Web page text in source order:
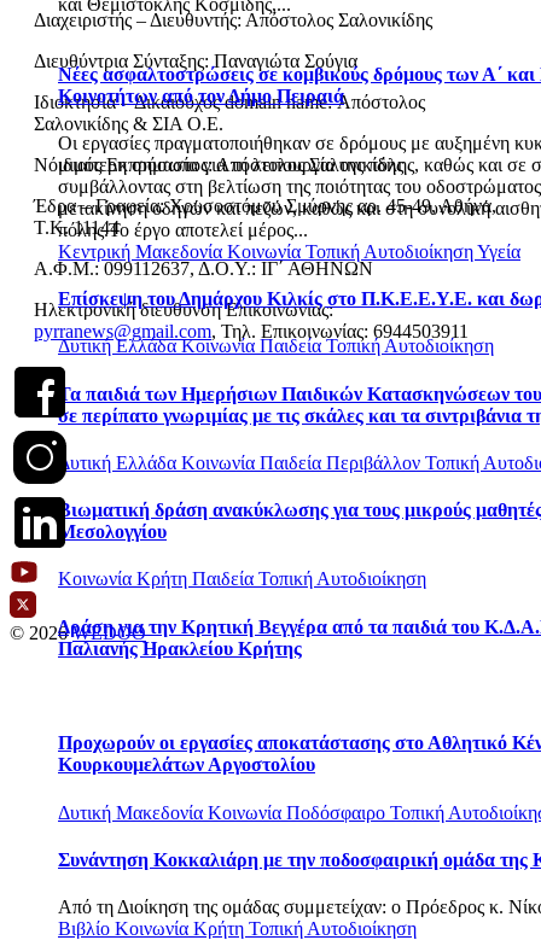
και Θεμιστοκλής Κοσμίδης,...
Νέες ασφαλτοστρώσεις σε κομβικούς δρόμους των Α΄
Κοινοτήτων από τον Δήμο Πειραιά
Οι εργασίες πραγματοποιήθηκαν σε δρόμους με αυξημένη
ιδιαίτερη σημασία για τη λειτουργία της πόλης, καθώς και σε
συμβάλλοντας στη βελτίωση της ποιότητας του
μετακίνηση οδηγών και πεζών, καθώς και στη συνολική
πόλης.Το έργο αποτελεί μέρος...
Κεντρική Μακεδονία Κοινωνία Τοπική ΑυτοδιοίκησηΥγεία
Επίσκεψη του Δημάρχου Κιλκίς στο Π.Κ.Ε.Ε.Υ.Ε. και
Δυτική ΕλλάδαΚοινωνία Παιδεία Τοπική Αυτοδιοίκηση
Τα παιδιά των Ημερήσιων Παιδικών Κατασκηνώσεων
σε περίπατο γνωριμίας με τις σκάλες και τα σιντριβάνια
Δυτική Ελλάδα Κοινωνία Παιδεία Περιβάλλον Τοπική
Βιωματική δράση ανακύκλωσης για τους μικρούς
Μεσολογγίου
Κοινωνία Κρήτη Παιδεία Τοπική Αυτοδιοίκηση
Δράση για την Κρητική Βεγγέρα από τα παιδιά του
Παλιανής Ηρακλείου Κρήτης
Προχωρούν οι εργασίες αποκατάστασης στο Αθλητικό
Κουρκουμελάτων Αργοστολίου
Δυτική Μακεδονία Κοινωνία Ποδόσφαιρο Τοπική
Συνάντηση Κοκκαλιάρη με την ποδοσφαιρική ομάδα της
Από τη Διοίκηση της ομάδας συμμετείχαν: o Πρόεδρος κ.
Βιβλίο Κοινωνία Κρήτη Τοπική Αυτοδιοίκηση
Διαχειριστής – Διευθυντής: Απόστολος Σαλονικίδης
Διευθύντρια Σύνταξης: Παναγιώτα Σούγια
Ιδιοκτησία – Δικαιούχος domain name: Απόστολος
Σαλονικίδης & ΣΙΑ Ο.Ε.
Νόμιμος Εκπρόσωπος: Απόστολος Σαλονικίδης
Έδρα – Γραφεία: Χρυσοστόμου Σμύρνης αρ. 45-49, Αθήνα,
Τ.Κ. 11144
Α.Φ.Μ.: 099112637, Δ.Ο.Υ.: ΙΓ΄ ΑΘΗΝΩΝ
Ηλεκτρονική διεύθυνση Επικοινωνίας:
pyrranews@gmail.com, Τηλ. Επικοινωνίας: 6944503911
© 2026WEDOO